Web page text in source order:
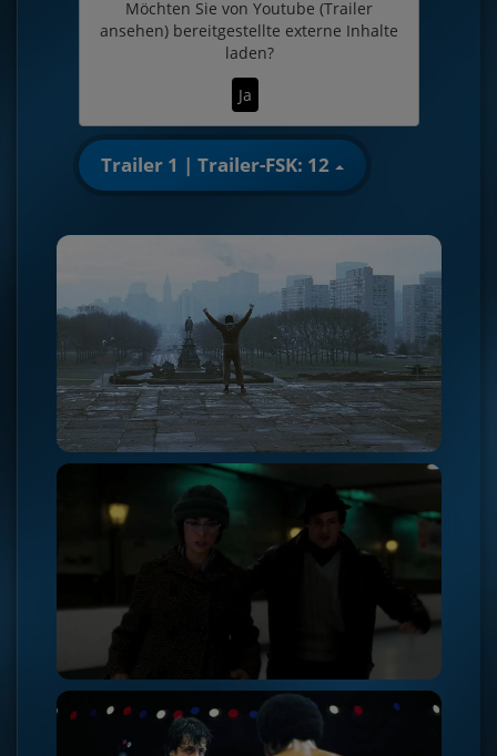
Möchten Sie von Youtube (Trailer
ansehen) bereitgestellte externe Inhalte
laden?
Ja
Trailer 1 | Trailer-FSK: 12